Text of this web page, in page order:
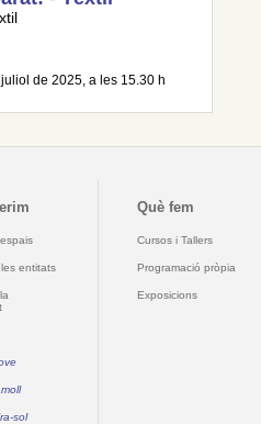
de 2025, a les 15.30 h
entitats
sol
Què fem
Cursos i Tallers
Programació pròpia
Exposicions